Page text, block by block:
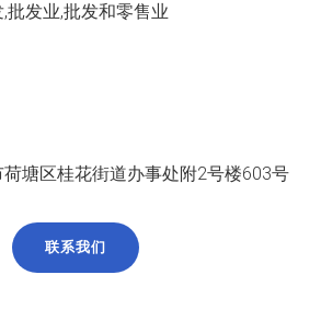
批发业,批发和零售业
塘区桂花街道办事处附2号楼603号
联系我们